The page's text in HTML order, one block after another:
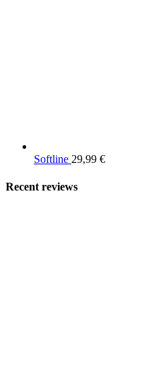
Softline 29,99 €
Recent reviews